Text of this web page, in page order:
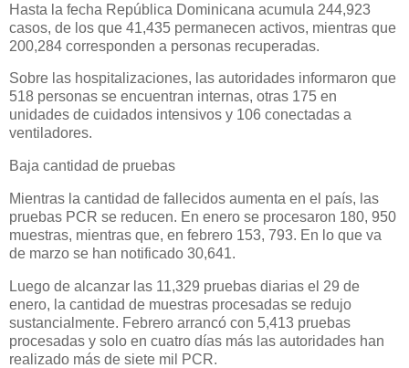
Hasta la fecha República Dominicana acumula 244,923
casos, de los que 41,435 permanecen activos, mientras que
200,284 corresponden a personas recuperadas.
Sobre las hospitalizaciones, las autoridades informaron que
518 personas se encuentran internas, otras 175 en
unidades de cuidados intensivos y 106 conectadas a
ventiladores.
Baja cantidad de pruebas
Mientras la cantidad de fallecidos aumenta en el país, las
pruebas PCR se reducen. En enero se procesaron 180, 950
muestras, mientras que, en febrero 153, 793. En lo que va
de marzo se han notificado 30,641.
Luego de alcanzar las 11,329 pruebas diarias el 29 de
enero, la cantidad de muestras procesadas se redujo
sustancialmente. Febrero arrancó con 5,413 pruebas
procesadas y solo en cuatro días más las autoridades han
realizado más de siete mil PCR.